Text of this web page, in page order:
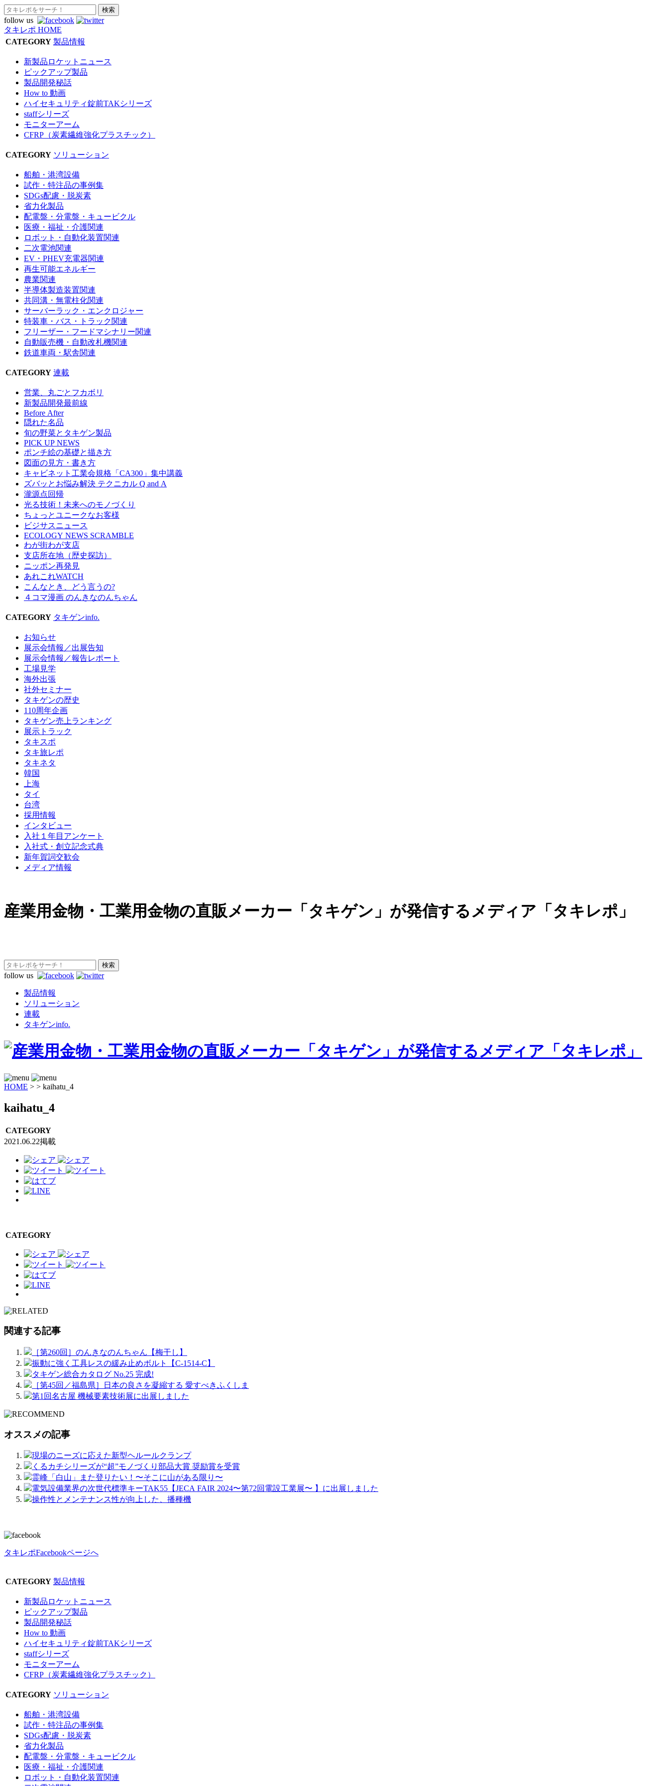
follow us
タキレポ HOME
CATEGORY 製品情報
新製品ロケットニュース
ピックアップ製品
製品開発秘話
How to 動画
ハイセキュリティ錠前TAKシリーズ
staffシリーズ
モニターアーム
CFRP（炭素繊維強化プラスチック）
CATEGORY ソリューション
船舶・港湾設備
試作・特注品の事例集
SDGs配慮・脱炭素
省力化製品
配電盤・分電盤・キュービクル
医療・福祉・介護関連
ロボット・自動化装置関連
二次電池関連
EV・PHEV充電器関連
再生可能エネルギー
農業関連
半導体製造装置関連
共同溝・無電柱化関連
サーバーラック・エンクロジャー
特装車・バス・トラック関連
フリーザー・フードマシナリー関連
自動販売機・自動改札機関連
鉄道車両・駅舎関連
CATEGORY 連載
営業、丸ごとフカボリ
新製品開発最前線
Before After
隠れた名品
旬の野菜とタキゲン製品
PICK UP NEWS
ポンチ絵の基礎と描き方
図面の見方・書き方
キャビネット工業会規格「CA300」集中講義
ズバッとお悩み解決 テクニカル Q and A
瀧源点回帰
光る技術！未来へのモノづくり
ちょっとユニークなお客様
ビジサスニュース
ECOLOGY NEWS SCRAMBLE
わが街わが支店
支店所在地（歴史探訪）
ニッポン再発見
あれこれWATCH
こんなとき、どう言うの?
４コマ漫画 のんきなのんちゃん
CATEGORY タキゲンinfo.
お知らせ
展示会情報／出展告知
展示会情報／報告レポート
工場見学
海外出張
社外セミナー
タキゲンの歴史
110周年企画
タキゲン売上ランキング
展示トラック
タキスポ
タキ旅レポ
タキネタ
韓国
上海
タイ
台湾
採用情報
インタビュー
入社１年目アンケート
入社式・創立記念式典
新年賀詞交歓会
メディア情報
産業用金物・工業用金物の直販メーカー「タキゲン」が発信するメディア「タキレポ」
follow us
製品情報
ソリューション
連載
タキゲンinfo.
HOME > > kaihatu_4
kaihatu_4
CATEGORY
2021.06.22掲載
CATEGORY
関連する記事
［第260回］のんきなのんちゃん【梅干し】
振動に強く工具レスの緩み止めボルト【C-1514-C】
タキゲン総合カタログ No.25 完成!
［第45回／福島県］日本の良さを凝縮する 愛すべきふくしま
第1回名古屋 機械要素技術展に出展しました
オススメの記事
現場のニーズに応えた新型ヘルールクランプ
くるカチシリーズが“超”モノづくり部品大賞 奨励賞を受賞
霊峰「白山」また登りたい！〜そこに山がある限り〜
電気設備業界の次世代標準キーTAK55【JECA FAIR 2024〜第72回電設工業展〜 】に出展しました
操作性とメンテナンス性が向上した、播種機
タキレポFacebookページへ
CATEGORY 製品情報
新製品ロケットニュース
ピックアップ製品
製品開発秘話
How to 動画
ハイセキュリティ錠前TAKシリーズ
staffシリーズ
モニターアーム
CFRP（炭素繊維強化プラスチック）
CATEGORY ソリューション
船舶・港湾設備
試作・特注品の事例集
SDGs配慮・脱炭素
省力化製品
配電盤・分電盤・キュービクル
医療・福祉・介護関連
ロボット・自動化装置関連